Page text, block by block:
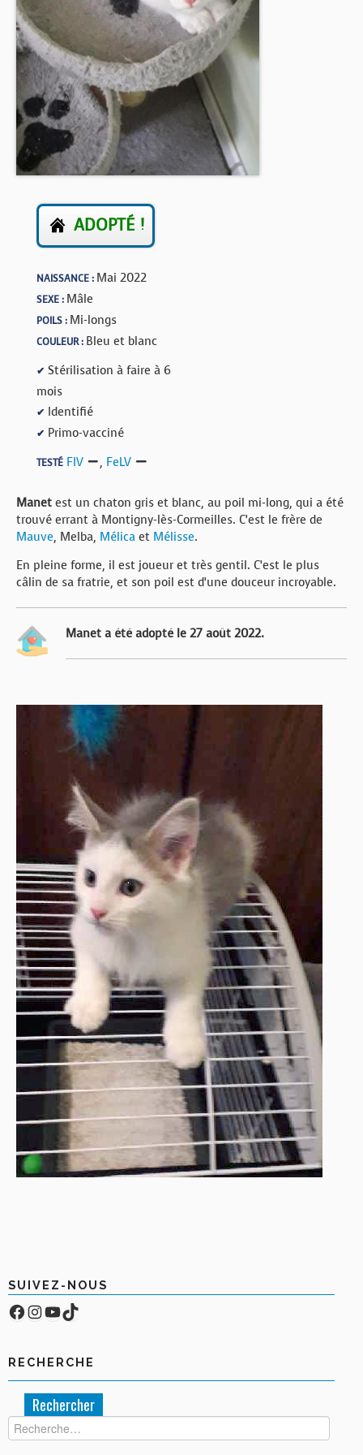
BOUTIQUE
FORUM
ADOPTÉ !
NAISSANCE : Mai 2022
SEXE : Mâle
POILS : Mi-longs
COULEUR : Bleu et blanc
✔ Stérilisation à faire à 6
mois
✔ Identifié
✔ Primo-vacciné
TESTÉ FIV , FeLV
Manet est un chaton gris et blanc, au poil mi-long, qui a été
trouvé errant à Montigny-lès-Cormeilles. C’est le frère de
Mauve, Melba, Mélica et Mélisse.
En pleine forme, il est joueur et très gentil. C’est le plus
câlin de sa fratrie, et son poil est d’une douceur incroyable.
Manet a été adopté le 27 août 2022.
SUIVEZ-NOUS
Facebook
Compte Instagram
YouTube
TikTok
RECHERCHE
Rechercher :